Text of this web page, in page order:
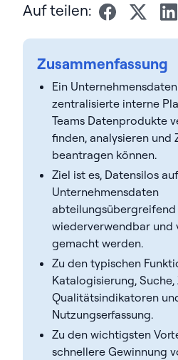
Auf teilen:
Zusammenfassung
Ein
zentralisierte interne
Teams Datenprodukte
finden, analysieren und
beantragen können.
Ziel ist es, Datensilos
Unternehmensdaten
abteilungsübergreifend
wiederverwendbar und
gemacht werden.
Zu den typischen
Katalogisierung,
Qualitätsindikatoren
Nutzungserfassung.
Zu den wichtigsten
schnellere Gewinnung